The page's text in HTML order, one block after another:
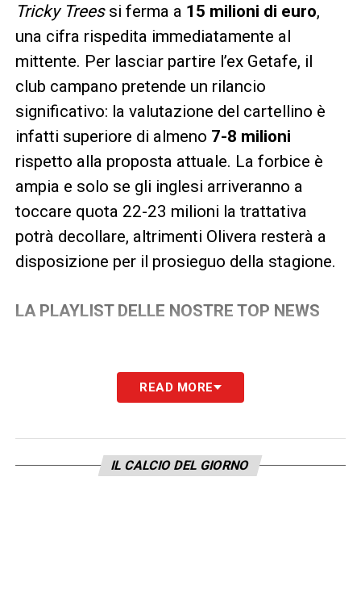
Tricky Treessi ferma a 15 milioni di euro,
una cifra rispedita immediatamente al
mittente. Per lasciar partire l’ex Getafe, il
club campano pretende un rilancio
significativo: la valutazione del cartellino è
infatti superiore di almeno 7-8 milioni
rispetto alla proposta attuale. La forbice è
ampia e solo se gli inglesi arriveranno a
toccare quota 22-23 milioni la trattativa
potrà decollare, altrimenti Olivera resterà a
disposizione per il prosieguo della stagione.
LA PLAYLIST DELLE NOSTRE TOP NEWS
READ MORE
IL CALCIO DEL GIORNO